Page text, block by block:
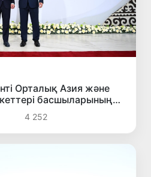
Орталық Азия және
басшыларының
қатысты
4 252